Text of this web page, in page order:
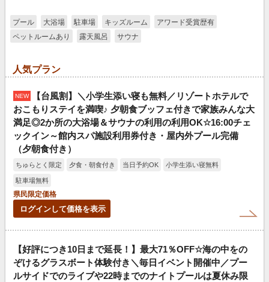
プール 大浴場 駐車場 キッズルーム
アワード受賞歴有
ペットルームあり
露天風呂 サウナ
人気プラン
NEW
【台風割】＼小学生添い寝も無料／リゾートホテルで
おこもりステイを満喫♪ 夕朝食ブッフェ付きで家族みんな大
満足◎2か所の大浴場＆サウナの利用の利用OK☆16:00チェ
ックイン～館内スパ施設利用券付き・屋内外プール完備
（夕朝食付き）
ちゅらとく限定 夕食・朝食付き 当日予約OK 小学生添い寝無料
駐車場無料
県民限定価格
ログインして価格を表示
【好評につき10日まで延長！】最大71％OFF☆海の中をの
ぞけるグラスボート体験付き＼毎日イベント開催中／プー
ルサイドでのライブや22時までのナイトプールは夏休み限